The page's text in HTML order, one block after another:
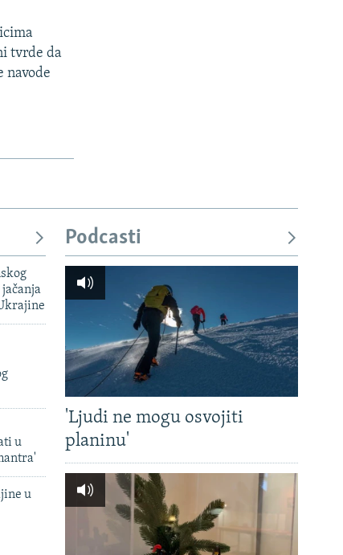
tvrde da
navode
u
u
Podcasti
'Ljudi ne mogu osvojiti
planinu'